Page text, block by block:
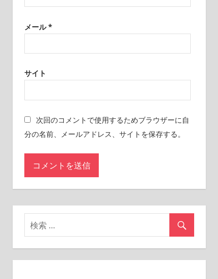
メール*
サイト
次回のコメントで使用するためブラウザーに自
分の名前、メールアドレス、サイトを保存する。